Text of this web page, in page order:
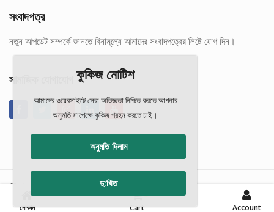
সংবাদপত্র
নতুন আপডেট সম্পর্কে জানতে বিনামূল্যে আমাদের সংবাদপত্রের লিষ্টে যোগ দিন।
সামাজিক যোগাযোগ
© গ্রন্থস্বত্ব এবং সকল সহযোগীতায়
দোকান Cart Account
কুকিজ নোটিশ
আমাদের ওয়েবসাইটে সেরা অভিজ্ঞতা নিশ্চিত করতে আপনার
অনুমতি সাপেক্ষে কুকিজ গ্রহন করতে চাই।
অনুমতি দিলাম
দু:খিত